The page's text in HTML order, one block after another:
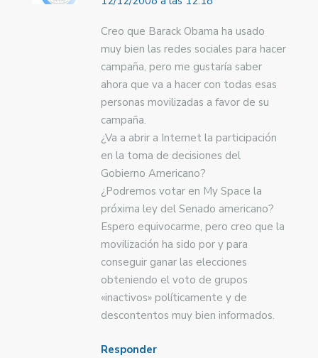
Creo que Barack Obama ha usado
muy bien las redes sociales para hacer
campaña, pero me gustaría saber
ahora que va a hacer con todas esas
personas movilizadas a favor de su
campaña.
¿Va a abrir a Internet la participación
en la toma de decisiones del
Gobierno Americano?
¿Podremos votar en My Space la
próxima ley del Senado americano?
Espero equivocarme, pero creo que la
movilización ha sido por y para
conseguir ganar las elecciones
obteniendo el voto de grupos
«inactivos» políticamente y de
descontentos muy bien informados.
Responder